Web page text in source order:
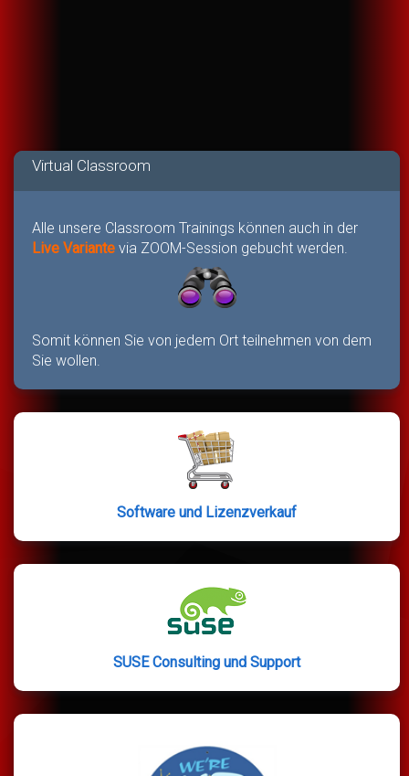
Virtual Classroom
Alle unsere Classroom Trainings können auch in der
Live Variante via ZOOM-Session gebucht werden.
Somit können Sie von jedem Ort teilnehmen von dem
Sie wollen.
Software und Lizenzverkauf
SUSE Consulting und Support